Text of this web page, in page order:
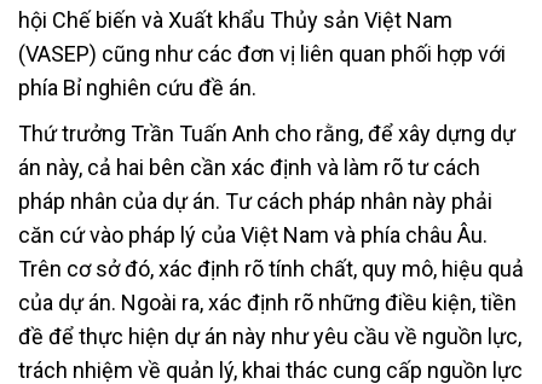
hội Chế biến và Xuất khẩu Thủy sản Việt Nam
(VASEP) cũng như các đơn vị liên quan phối hợp với
phía Bỉ nghiên cứu đề án.
Thứ trưởng Trần Tuấn Anh cho rằng, để xây dựng dự
án này, cả hai bên cần xác định và làm rõ tư cách
pháp nhân của dự án. Tư cách pháp nhân này phải
căn cứ vào pháp lý của Việt Nam và phía châu Âu.
Trên cơ sở đó, xác định rõ tính chất, quy mô, hiệu quả
của dự án. Ngoài ra, xác định rõ những điều kiện, tiền
đề để thực hiện dự án này như yêu cầu về nguồn lực,
trách nhiệm về quản lý, khai thác cung cấp nguồn lực